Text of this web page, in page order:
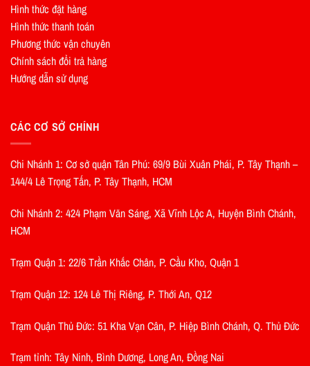
Hình thức đặt hàng
Hình thức thanh toán
Phương thức vận chuyên
Chính sách đổi trả hàng
Hướng dẫn sử dụng
CÁC CƠ SỞ CHÍNH
Chi Nhánh 1: Cơ sở quận Tân Phú: 69/9 Bùi Xuân Phái, P. Tây Thạnh –
144/4 Lê Trọng Tấn, P. Tây Thạnh, HCM
Chi Nhánh 2: 424 Phạm Văn Sáng, Xã Vĩnh Lộc A, Huyện Bình Chánh,
HCM
Trạm Quận 1: 22/6 Trần Khắc Chân, P. Cầu Kho, Quận 1
Trạm Quận 12: 124 Lê Thị Riêng, P. Thới An, Q12
Trạm Quận Thủ Đức: 51 Kha Vạn Cân, P. Hiệp Bình Chánh, Q. Thủ Đức
Trạm tỉnh: Tây Ninh, Bình Dương, Long An, Đồng Nai